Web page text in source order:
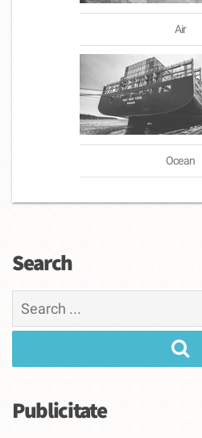
Air
Ocean
Search
Search
Publicitate